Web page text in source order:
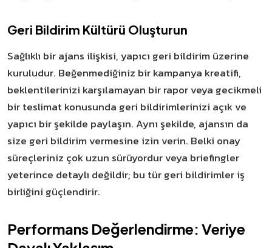
Geri Bildirim Kültürü Oluşturun
Sağlıklı bir ajans ilişkisi, yapıcı geri bildirim üzerine
kuruludur. Beğenmediğiniz bir kampanya kreatifi,
beklentilerinizi karşılamayan bir rapor veya gecikmeli
bir teslimat konusunda geri bildirimlerinizi açık ve
yapıcı bir şekilde paylaşın. Aynı şekilde, ajansın da
size geri bildirim vermesine izin verin. Belki onay
süreçleriniz çok uzun sürüyordur veya briefingler
yeterince detaylı değildir; bu tür geri bildirimler iş
birliğini güçlendirir.
Performans Değerlendirme: Veriye